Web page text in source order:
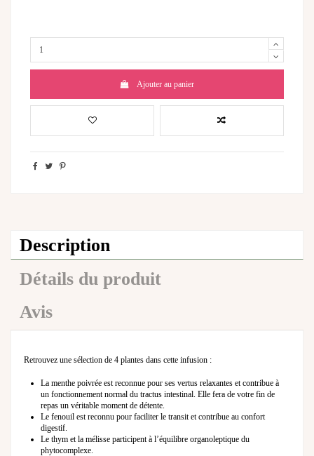
Ajouter au panier
Description
Détails du produit
Avis
Retrouvez une sélection de 4 plantes dans cette infusion :
La menthe poivrée est reconnue pour ses vertus relaxantes et contribue à
un fonctionnement normal du tractus intestinal. Elle fera de votre fin de
repas un véritable moment de détente.
Le fenouil est reconnu pour faciliter le transit et contribue au confort
digestif.
Le thym et la mélisse participent à l’équilibre organoleptique du
phytocomplexe.